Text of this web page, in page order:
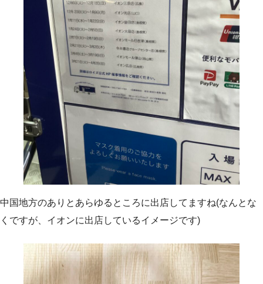
中国地方のありとあらゆるところに出店してますね(なんとな
くですが、イオンに出店しているイメージです)